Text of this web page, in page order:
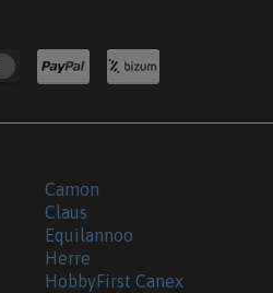
Camon
Claus
Equilannoo
Herre
HobbyFirst Canex